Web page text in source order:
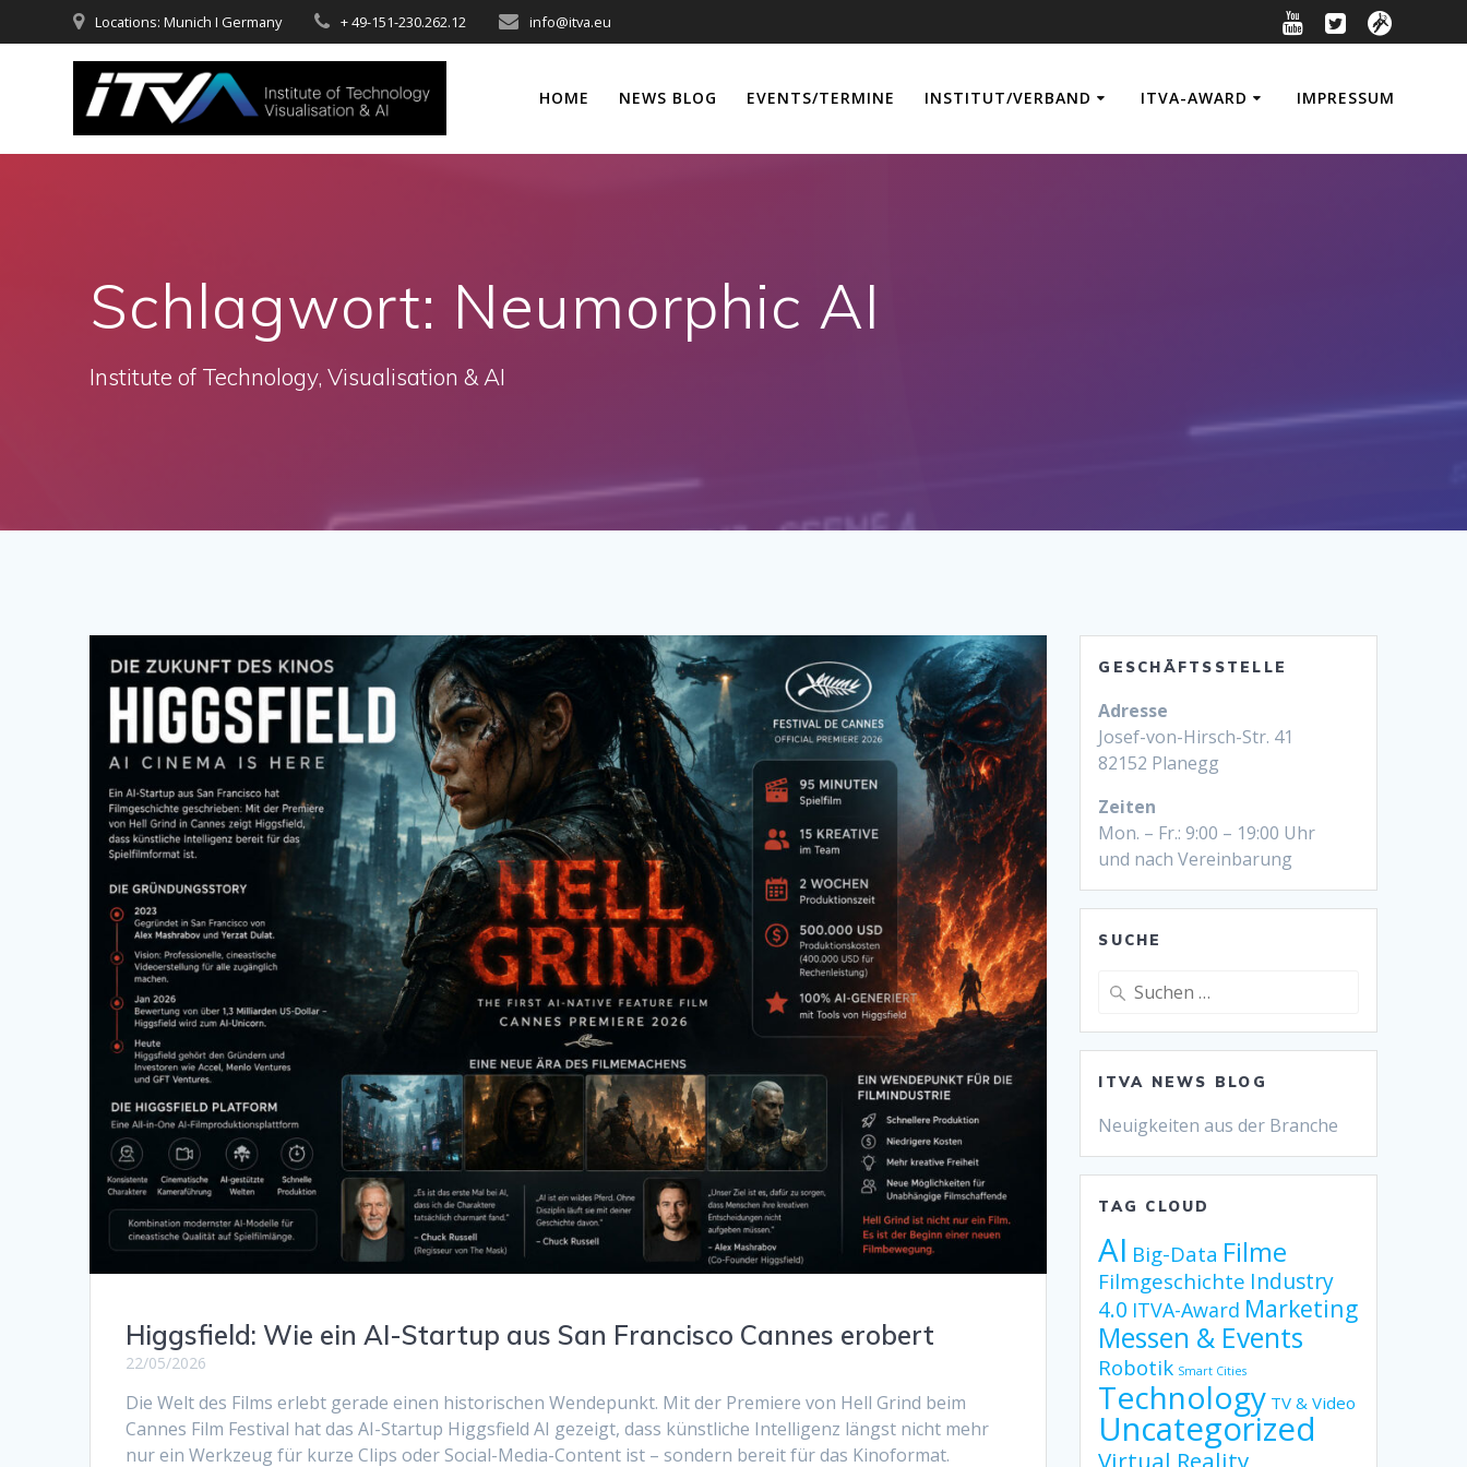
Inhalt
Locations: Munich I Germany + 49-151-230.262.12 info@itva.eu
HOME NEWS BLOG EVENTS/TERMINE INSTITUT/VERBAND ITVA-AWARD IMPRESSUM
Schlagwort: Neumorphic AI
Institute of Technology, Visualisation & AI
Higgsfield: Wie ein AI-Startup aus San Francisco Cannes erobert
22/05/2026
Die Welt des Films erlebt gerade einen historischen Wendepunkt. Mit der Premiere von Hell Grind beim
Cannes Film Festival hat das AI-Startup Higgsfield AI gezeigt, dass künstliche Intelligenz längst nicht mehr
nur ein Werkzeug für kurze Clips oder Social-Media-Content ist – sondern bereit für das Kinoformat.
GESCHÄFTSSTELLE
Adresse
Josef-von-Hirsch-Str. 41
82152 Planegg
Zeiten
Mon. – Fr.: 9:00 – 19:00 Uhr
und nach Vereinbarung
SUCHE
Suche
ITVA NEWS BLOG
Neuigkeiten aus der Branche
TAG CLOUD
AI Big-Data Filme
Filmgeschichte Industry
4.0 ITVA-Award Marketing
Messen & Events
Robotik Smart Cities
Technology TV & Video
Uncategorized
Virtual Reality